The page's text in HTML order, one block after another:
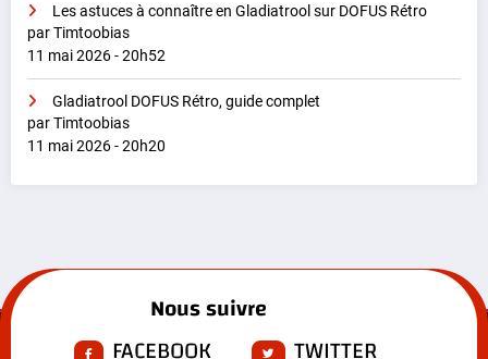
Les astuces à connaître en Gladiatrool sur DOFUS Rétro
par Timtoobias
11 mai 2026 - 20h52
Gladiatrool DOFUS Rétro, guide complet
par Timtoobias
11 mai 2026 - 20h20
Nous suivre